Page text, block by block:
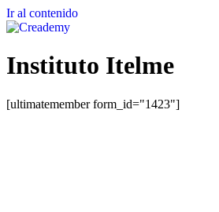
Ir al contenido
Instituto Itelme
[ultimatemember form_id="1423"]